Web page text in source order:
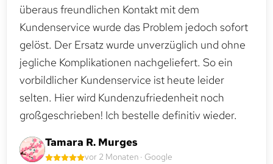
überaus freundlichen Kontakt mit dem
Kundenservice wurde das Problem jedoch sofort
gelöst. Der Ersatz wurde unverzüglich und ohne
jegliche Komplikationen nachgeliefert. So ein
vorbildlicher Kundenservice ist heute leider
selten. Hier wird Kundenzufriedenheit noch
großgeschrieben! Ich bestelle definitiv wieder.
Tamara R. Murges
vor 2 Monaten · Google